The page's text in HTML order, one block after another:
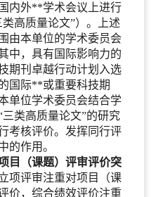
内外**学术会议上进行
高质量论文”）。上述
由本单位的学术委员会
中，具有国际影响力的
期刊卓越行动计划入选
国际**或重要科技期
单位学术委员会结合学
类高质量论文”的研究
考核评价。发挥同行评
的作用。
目（课题）评审评价突
项评审注重对项目（课
价，综合绩效评价注重